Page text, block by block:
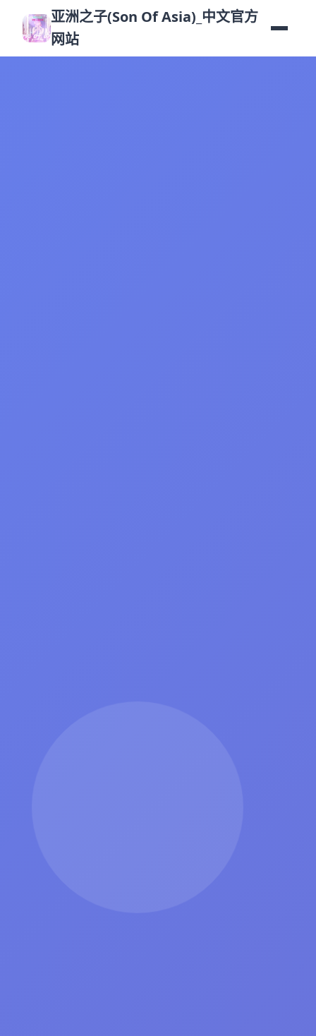
亚洲之子(Son Of Asia)_中文官方
网站